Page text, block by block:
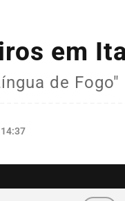
em
de Fogo"